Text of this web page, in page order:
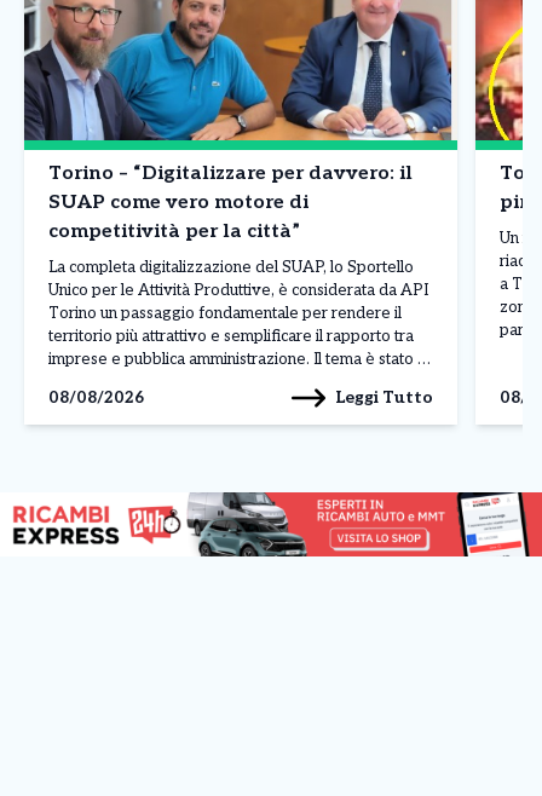
Torino – “Digitalizzare per davvero: il
SUAP come vero motore di
competitività per la città”
La completa digitalizzazione del SUAP, lo Sportello
Unico per le Attività Produttive, è considerata da API
Torino un passaggio fondamentale per rendere il
territorio più attrattivo e semplificare il rapporto tra
imprese e pubblica amministrazione. Il tema è stato al
Paolo Chiavarino. “La digitalizzazione del SUAP
(Sportello […]
08/08/2026 Leggi Tutto
Un
a
zona
08/